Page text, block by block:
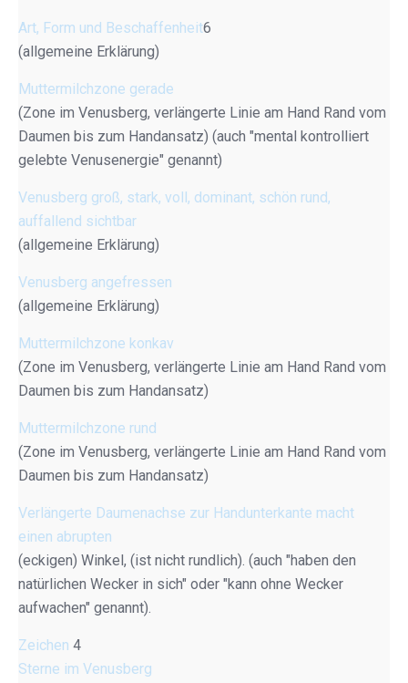
Art, Form und Beschaffenheit6
(allgemeine Erklärung)
Muttermilchzone gerade
(Zone im Venusberg, verlängerte Linie am Hand Rand vom
Daumen bis zum Handansatz) (auch "mental kontrolliert
gelebte Venusenergie" genannt)
Venusberg groß, stark, voll, dominant, schön rund,
auffallend sichtbar
(allgemeine Erklärung)
Venusberg angefressen
(allgemeine Erklärung)
Muttermilchzone konkav
(Zone im Venusberg, verlängerte Linie am Hand Rand vom
Daumen bis zum Handansatz)
Muttermilchzone rund
(Zone im Venusberg, verlängerte Linie am Hand Rand vom
Daumen bis zum Handansatz)
Verlängerte Daumenachse zur Handunterkante macht
einen abrupten
(eckigen) Winkel, (ist nicht rundlich). (auch "haben den
natürlichen Wecker in sich" oder "kann ohne Wecker
aufwachen" genannt).
Zeichen 4
Sterne im Venusberg